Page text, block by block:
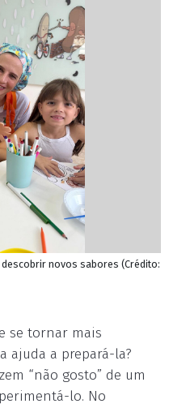
novos sabores (Crédito:
se tornar mais
ajuda a prepará-la?
“não gosto” de um
lo. No